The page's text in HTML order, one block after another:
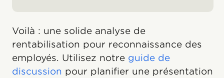
Voilà : une solide analyse de
rentabilisation pour reconnaissance des
employés. Utilisez notre guide de
discussion pour planifier une présentation